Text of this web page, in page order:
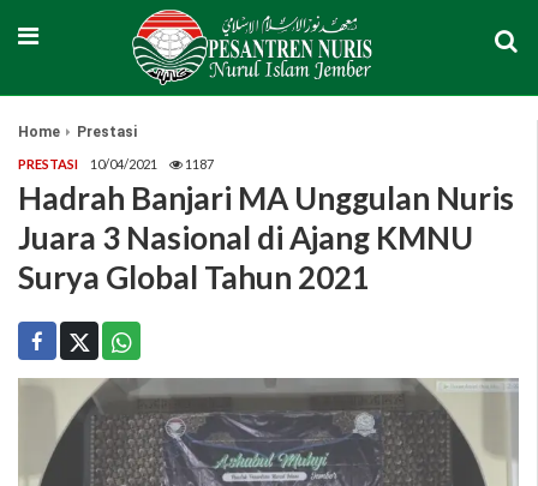
Home Prestasi
PRESTASI 10/04/2021 1187
Hadrah Banjari MA Unggulan Nuris
Juara 3 Nasional di Ajang KMNU
Surya Global Tahun 2021